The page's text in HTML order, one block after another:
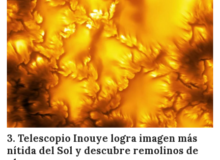
Telescopio Inouye logra imagen más
nítida del Sol y descubre remolinos de